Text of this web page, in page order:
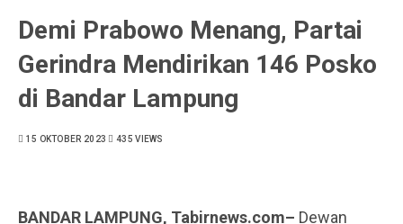
Demi Prabowo Menang, Partai
Gerindra Mendirikan 146 Posko
di Bandar Lampung
15 OKTOBER 2023 435 VIEWS
BANDAR LAMPUNG, Tabirnews.com– Dewan